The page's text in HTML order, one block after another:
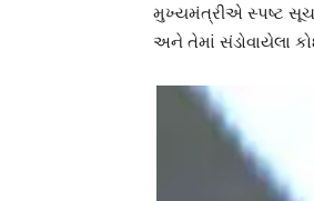
મુખ્યમંત્રીએ સ્પષ્ટ
અને તેમાં સંડોવાયેલા